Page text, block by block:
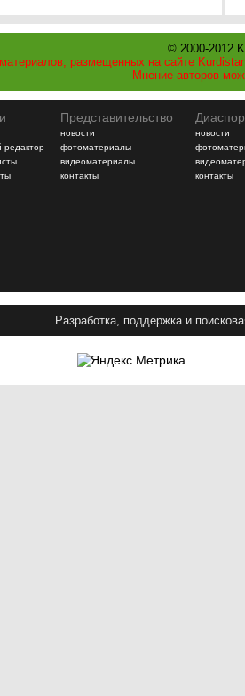
© 2000-2012
размещенных на сайте
Мнение авторов
редактор
Представительство
новости
фотоматериалы
видеоматериалы
контакты
новости
контакты
Разработка, поддержка и